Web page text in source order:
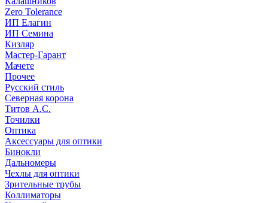
Zero Tolerance
ИП Елагин
ИП Семина
Кизляр
Мастер-Гарант
Мачете
Прочее
Русский стиль
Северная корона
Титов А.С.
Точилки
Оптика
Аксессуары для оптики
Бинокли
Дальномеры
Чехлы для оптики
Зрительные трубы
Коллиматоры